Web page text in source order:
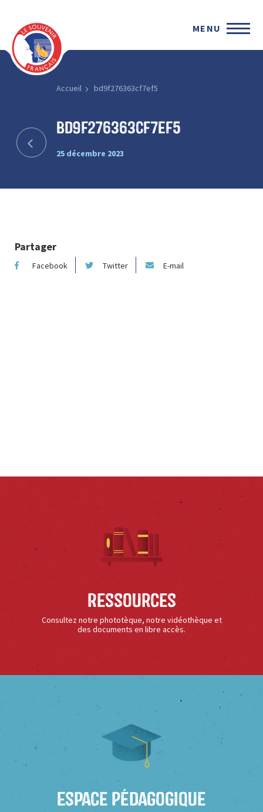
MENU
Accueil bd9f276363cf7ef5
bd9f276363cf7ef5
25 décembre 2023
Partager
Facebook Twitter E-mail
Ressources
Consultez notre phototèque, notre vidéothèque et
des documents en libre accès.
Espace Pédagogique